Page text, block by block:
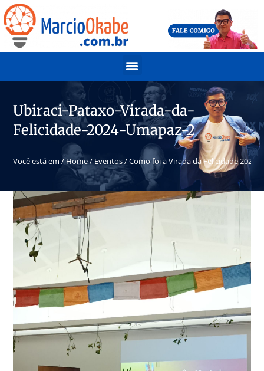
Ubiraci-Pataxo-Virada-da-
Felicidade-2024-Umapaz-2
Você está em / Home/ Eventos/Como foi a Virada da Felicidade 2024